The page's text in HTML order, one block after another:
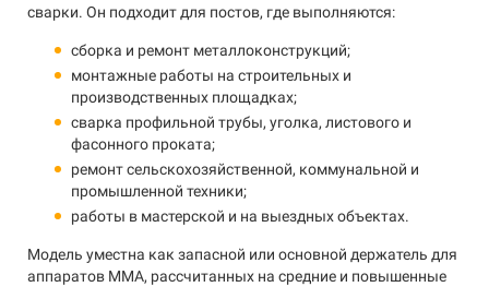
сварки. Он подходит для постов, где выполняются:
сборка и ремонт металлоконструкций;
монтажные работы на строительных и
производственных площадках;
сварка профильной трубы, уголка, листового и
фасонного проката;
ремонт сельскохозяйственной, коммунальной и
промышленной техники;
работы в мастерской и на выездных объектах.
Модель уместна как запасной или основной держатель для
аппаратов MMA, рассчитанных на средние и повышенные